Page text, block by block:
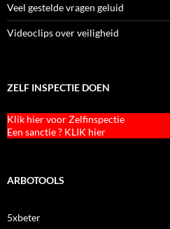
Veel gestelde vragen geluid
Videoclips over veiligheid
ZELF INSPECTIE DOEN
Klik hier voor Zelfinspectie
Een sanctie ? KLIK hier
ARBOTOOLS
5xbeter